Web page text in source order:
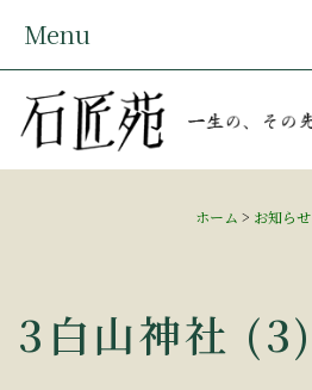
Menu
ホーム > お知らせ
3白山神社 (3)